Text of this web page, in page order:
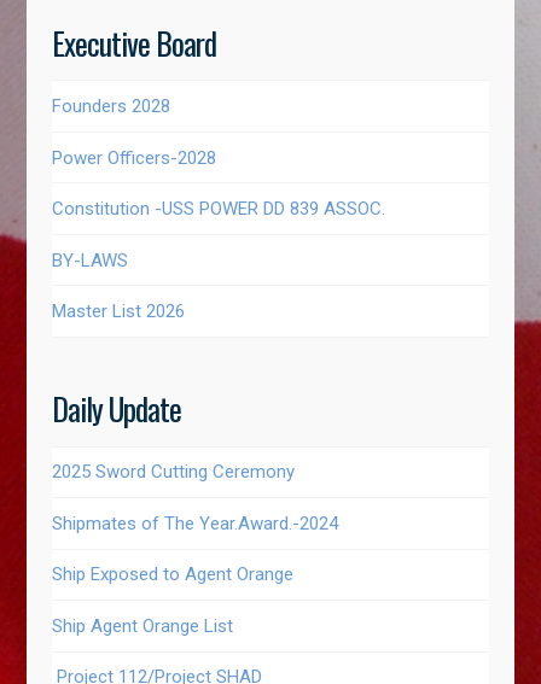
Executive Board
Founders 2028
Power Officers-2028
Constitution -USS POWER DD 839 ASSOC.
BY-LAWS
Master List 2026
Daily Update
2025 Sword Cutting Ceremony
Shipmates of The Year.Award.-2024
Ship Exposed to Agent Orange
Ship Agent Orange List
Project 112/Project SHAD